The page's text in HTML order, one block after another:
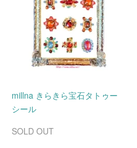
millna きらきら宝石タトゥー
シール
SOLD OUT